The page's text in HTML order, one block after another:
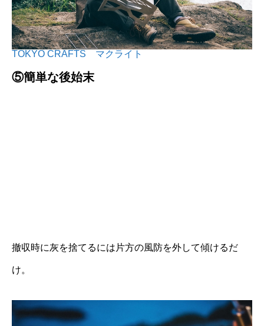
TOKYO CRAFTS マクライト
⑤簡単な後始末
撤収時に灰を捨てるには片方の風防を外して傾けるだ
け。